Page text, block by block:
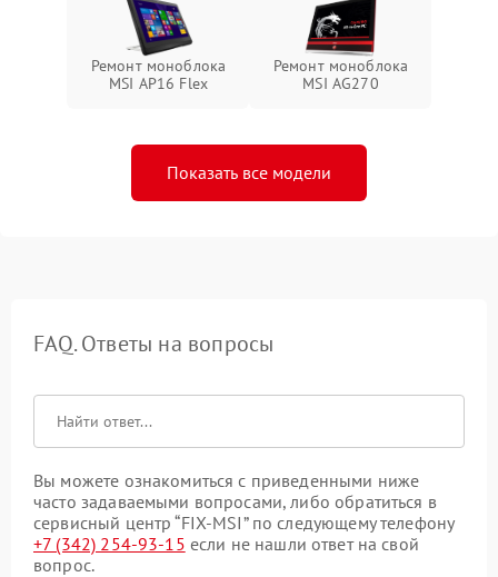
Ремонт моноблока
MSI AP16 Flex
Ремонт моноблока
MSI AG270
Показать все модели
FAQ. Ответы на вопросы
Вы можете ознакомиться с приведенными ниже
часто задаваемыми вопросами, либо обратиться в
сервисный центр “FIX-MSI” по следующему телефону
+7 (342) 254-93-15 если не нашли ответ на свой
вопрос.